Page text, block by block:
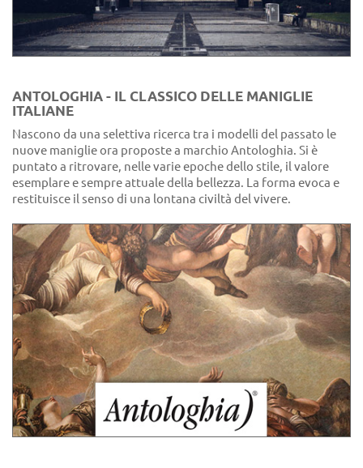
ANTOLOGHIA - IL CLASSICO DELLE MANIGLIE
ITALIANE
Nascono da una selettiva ricerca tra i modelli del passato le
nuove maniglie ora proposte a marchio Antologhia. Si è
puntato a ritrovare, nelle varie epoche dello stile, il valore
esemplare e sempre attuale della bellezza. La forma evoca e
restituisce il senso di una lontana civiltà del vivere.